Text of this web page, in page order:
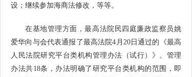
设；继续参加海商法修改，等等。
在基地管理方面，最高法院民四庭廉政监察员姚
爱华向与会代表通报了最高法院4月20日通过的《最高
人民法院研究平台类机构管理办法（试行）》。管理
办法共18条，办法明确了研究平台类机构的范围，即